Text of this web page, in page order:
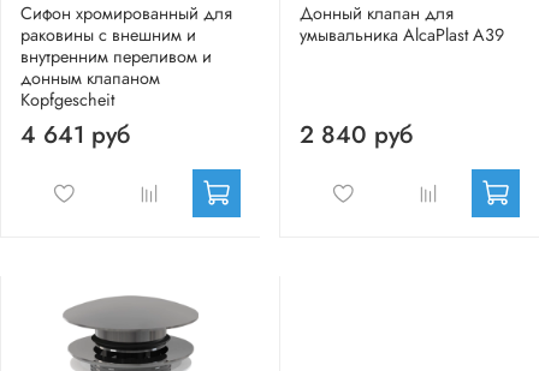
Сифон хромированный для
раковины с внешним и
внутренним переливом и
донным клапаном
Kopfgescheit
4 641 руб
Донный клапан для
умывальника AlcaPlast A39
2 840 руб